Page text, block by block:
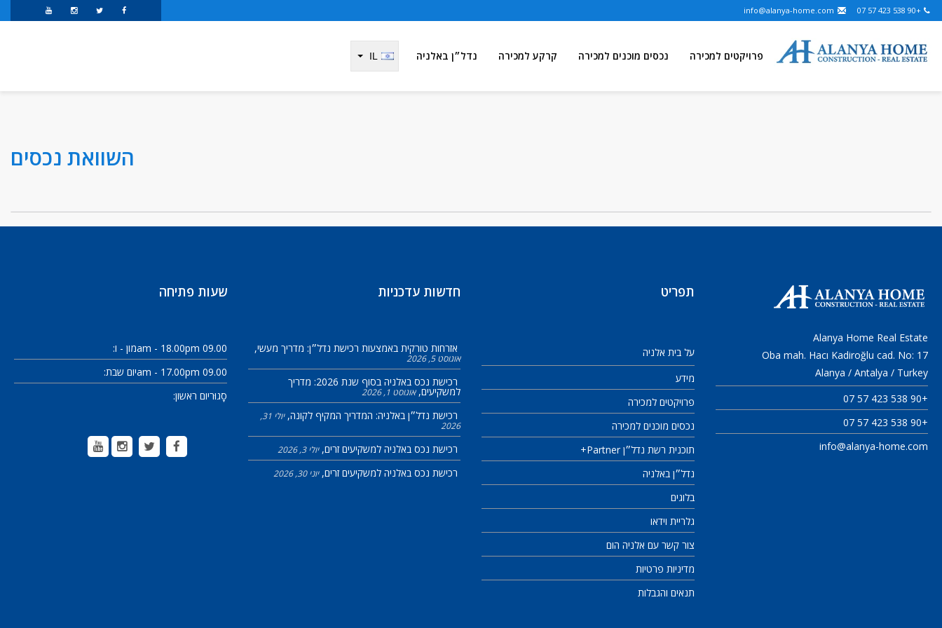
+90 538 423 57 07
IL פרויקטים למכירה נכסים מוכנים למכירה קרקע למכירה נדל״ן באלניה
השוואת נכסים
Alanya Home Real Estate
Oba mah. Hacı Kadiroğlu cad. No: 17
Alanya / Antalya / Turkey
+90 538 423 57 07
+90 538 423 57 07
info@alanya-home.com
תפריט
על בית אלניה
מידע
פרויקטים למכירה
נכסים מוכנים למכירה
תוכנית רשת נדל״ן Partner+
נדל״ן באלניה
בלוגים
גלריית וידאו
צור קשר עם אלניה הום
מדיניות פרטיות
תנאים והגבלות
חדשות עדכניות
אזרחות טורקית באמצעות רכישת נדל״ן: מדריך מעשי
אוגוסט 5, 2026
רכישת נכס באלניה בסוף שנת 2026: מדריך
למשקיעים אוגוסט 1, 2026
רכישת נדל״ן באלניה: המדריך המקיף לקונה
יולי 31,
2026
רכישת נכס באלניה למשקיעים זרים יולי 3, 2026
רכישת נכס באלניה למשקיעים זרים יוני 30, 2026
שעות פתיחה
מון - ו:
09.00 am - 18.00pm
יום שבת:
09.00 am - 17.00pm
יום ראשון:סָגוּר